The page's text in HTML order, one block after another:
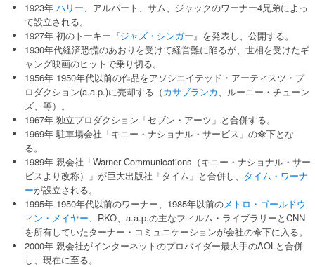
1923年 ハリー、アルバート、サム、ジャックのワーナー4兄弟によっ
て設立される。
1927年 初のトーキー『ジャズ・シンガー』を発表し、公開する。
1930年代経済恐慌のあおりを受けて経営難に陥るが、世相を受けたギ
ャング映画のヒットで乗り切る。
1956年 1950年代以前の作品をアソシエイテッド・アーティスツ・プ
ロダクション(a.a.p.)に売却する（カサブランカ、ルーニー・チューン
ズ、等）。
1967年 独立プロダクション「セブン・アーツ」と合併する。
1969年 駐車場会社「キニー・ナショナル・サービス」の傘下とな
る。
1989年 親会社「Warner Communications（キニー・ナショナル・サー
ビスより改称）」が巨大出版社「タイム」と合併し、 タイム・ワーナ
ーが設立される。
1995年 1950年代以前のワーナー、1985年以前のメトロ・ゴールドウ
ィン・メイヤー、RKO、a.a.p.の主なフィルム・ライブラリーとCNN
を所有していたターナー・コミュニケーションが会社の傘下に入る。
2000年 親会社がインターネットのプロバイダー最大手のAOLと合併
し、現在に至る。